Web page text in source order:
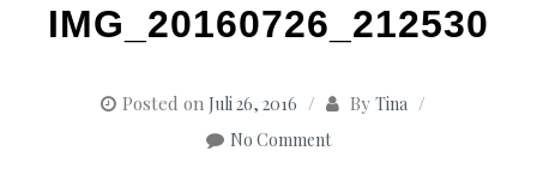
IMG_20160726_212530
Posted on Juli 26, 2016 By Tina
No Comment